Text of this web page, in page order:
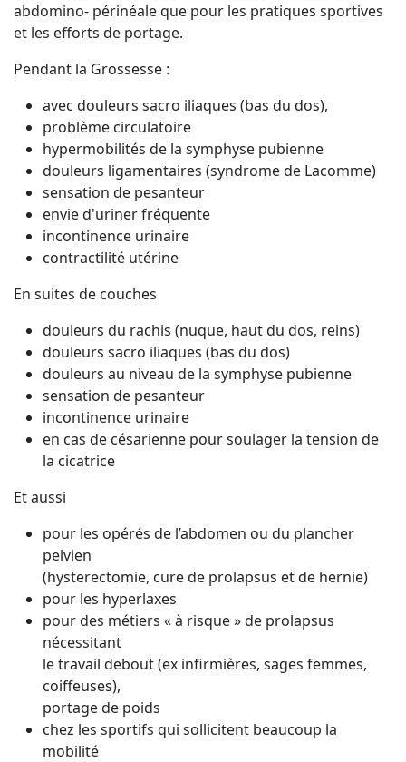
abdomino- périnéale que pour les pratiques sportives
et les efforts de portage.
Pendant la Grossesse :
avec douleurs sacro iliaques (bas du dos),
problème circulatoire
hypermobilités de la symphyse pubienne
douleurs ligamentaires (syndrome de Lacomme)
sensation de pesanteur
envie d'uriner fréquente
incontinence urinaire
contractilité utérine
En suites de couches
douleurs du rachis (nuque, haut du dos, reins)
douleurs sacro iliaques (bas du dos)
douleurs au niveau de la symphyse pubienne
sensation de pesanteur
incontinence urinaire
en cas de césarienne pour soulager la tension de
la cicatrice
Et aussi
pour les opérés de l’abdomen ou du plancher
pelvien
(hysterectomie, cure de prolapsus et de hernie)
pour les hyperlaxes
pour des métiers « à risque » de prolapsus
nécessitant
le travail debout (ex infirmières, sages femmes,
coiffeuses),
portage de poids
chez les sportifs qui sollicitent beaucoup la
mobilité